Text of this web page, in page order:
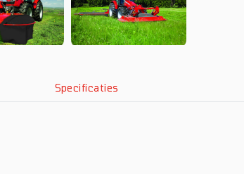
Specificaties